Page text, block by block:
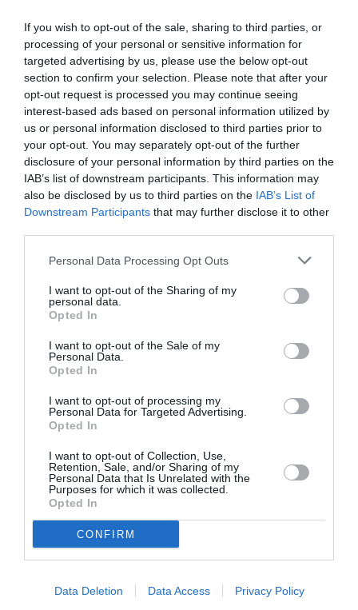
If you wish to opt-out of the sale, sharing to third parties, or
processing of your personal or sensitive information for
targeted advertising by us, please use the below opt-out
section to confirm your selection. Please note that after your
opt-out request is processed you may continue seeing
interest-based ads based on personal information utilized by
us or personal information disclosed to third parties prior to
your opt-out. You may separately opt-out of the further
disclosure of your personal information by third parties on the
IAB’s list of downstream participants. This information may
also be disclosed by us to third parties on the IAB’s List of
Downstream Participants that may further disclose it to other
Personal Data Processing Opt Outs
I want to opt-out of the Sharing of my
personal data.
Opted In
I want to opt-out of the Sale of my
Personal Data.
Opted In
I want to opt-out of processing my
Personal Data for Targeted Advertising.
Opted In
I want to opt-out of Collection, Use,
Retention, Sale, and/or Sharing of my
Personal Data that Is Unrelated with the
Purposes for which it was collected.
Opted In
CONFIRM
Data Deletion Data Access Privacy Policy
Παρασκευή, 21:00 | Σάββατο-Κυριακή, 18:15 & 21:00
Τοποθεσία:
Θέατρο Αθήναιον, Βασ.Όλγας 35, Θεσσαλονική
Θέατρο Αθήναιον
Eισιτήρια:
€20.00, €15.00, €12.00, GROUPS / ΟΜΑΔΙΚΕΣ
ΚΡΑΤΗΣΕΙΣ: €12, ΣΥΝΤΑΞΙΟΥΧΟΙ-ΑΜΕΑ: €10.00
Πληροφορίες / Κρατήσεις:
Τηλ: 6906467283, 6977324963 |theatroathinaion.gr
Ακολουθήστε το Culturenow.gr στο
Δείτε όλα τατελευταία νέα
Νέοι Διαγωνισμοί
Tags
ΘΕΑΤΡΙΚΕΣ ΠΑΡΑΣΤΑΣΕΙΣ 2022 - 2023
ΜΑΥΡΙΚΙΟΣ ΜΑΥΡΙΚΙΟΥ
Κάθε βδομάδα στο e-mail σας τα τελευταία νέα για